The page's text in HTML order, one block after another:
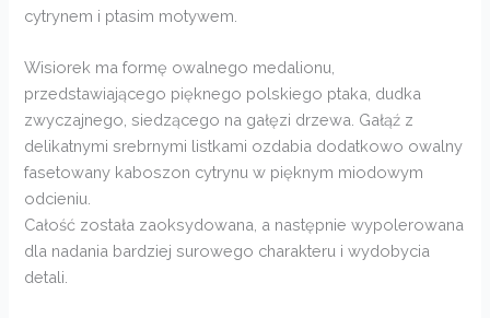
cytrynem i ptasim motywem.
Wisiorek ma formę owalnego medalionu,
przedstawiającego pięknego polskiego ptaka, dudka
zwyczajnego, siedzącego na gałęzi drzewa. Gałąź z
delikatnymi srebrnymi listkami ozdabia dodatkowo owalny
fasetowany kaboszon cytrynu w pięknym miodowym
odcieniu.
Całość została zaoksydowana, a następnie wypolerowana
dla nadania bardziej surowego charakteru i wydobycia
detali.